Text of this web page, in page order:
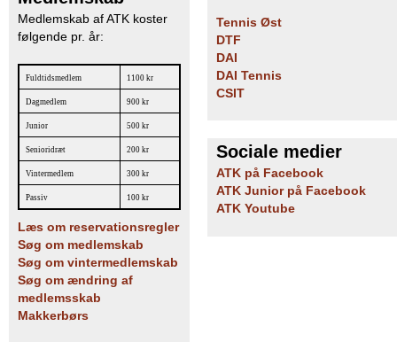
Medlemskab af ATK koster
følgende pr. år:
Fuldtidsmedlem 1100 kr
Dagmedlem 900 kr
Junior 500 kr
Senioridræt 200 kr
Vintermedlem 300 kr
Passiv 100 kr
Læs om reservationsregler
Søg om medlemskab
Søg om vintermedlemskab
Søg om ændring af
medlemsskab
Makkerbørs
Tennis Øst
DTF
DAI
DAI Tennis
CSIT
Sociale medier
ATK på Facebook
ATK Junior på Facebook
ATK Youtube